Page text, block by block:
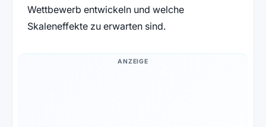
Wettbewerb entwickeln und welche
Skaleneffekte zu erwarten sind.
ANZEIGE